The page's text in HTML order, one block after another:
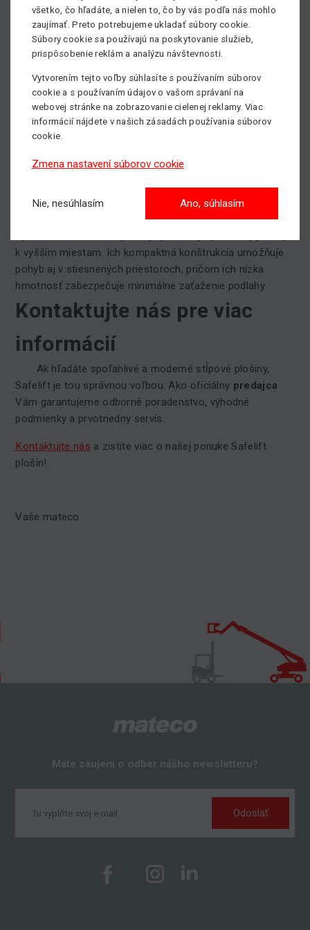
pohodlné používanie.
Nízka hmotnosť– vhodné aj na citlivé podlahy a
vyššie poschodia.
presúvaním – prispôsobenie podľa potrieb zákazníka.
Možnosti využitia stĺpových
plošín
Stĺpové plošiny sú ideálne na práce vo výškach v
rôznych odvetviach. Využívajú sa najmä na údržbárske
práce, montážne činnosti, kontrolu osvetlenia, skladové
k vyšším miestam. Ich kompaktná konštrukcia umožňuje
pohyb aj v stiesnených priestoroch, pričom ich nízka
hmotnosť zabezpečuje minimálne zaťaženie podlahy.
Kontaktujte nás pre viac
informácií
Ak hľadáte spoľahlivé a moderné stĺpové plošiny,
Safelift je tou správnou voľbou. Ako oficiálny predajca
Vám garantujeme odborné poradenstvo, výhodné
podmienky a prvotriedny servis.
Kontaktujte nás a zistite viac o našej ponuke Safelift
plošín!
Vaše mateco.
Máte záujem o odber nášho newsletteru?
Odoslať
všetko, čo hľadáte, a nielen to, čo by vás podľa nás mohlo
zaujímať. Preto potrebujeme ukladať súbory cookie.
Súbory cookie sa používajú na poskytovanie služieb,
prispôsobenie reklám a analýzu návštevnosti.
Vytvorením tejto voľby súhlasíte s používaním súborov
cookie a s používaním údajov o vašom správaní na
webovej stránke na zobrazovanie cielenej reklamy. Viac
informácií nájdete v našich zásadách používania súborov
cookie.
Zmena nastavení súborov cookie
Nie, nesúhlasím Ano, súhlasím